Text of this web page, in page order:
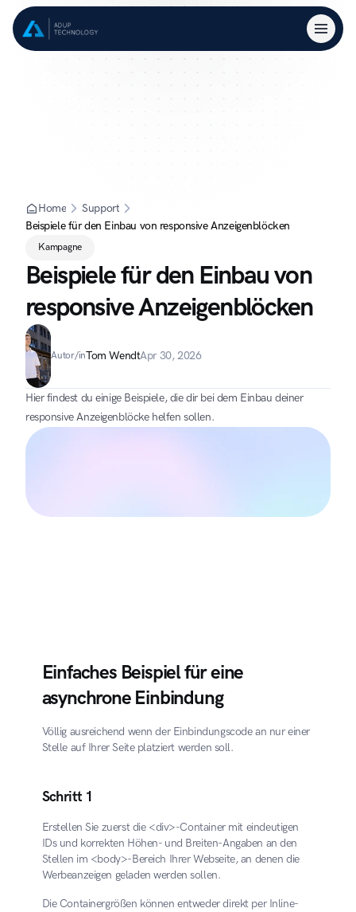
Home
Support
Beispiele für den Einbau von responsive Anzeigenblöcken
Kampagne
Beispiele für den Einbau von
responsive Anzeigenblöcken
Autor/inTom WendtApr 30, 2026
Hier findest du einige Beispiele, die dir bei dem Einbau deiner
responsive Anzeigenblöcke helfen sollen.
Einfaches Beispiel für eine
asynchrone Einbindung
Völlig ausreichend wenn der Einbindungscode an nur einer
Stelle auf Ihrer Seite platziert werden soll.
Schritt 1
Erstellen Sie zuerst die <div>-Container mit eindeutigen
IDs und korrekten Höhen- und Breiten-Angaben an den
Stellen im <body>-Bereich Ihrer Webseite, an denen die
Werbeanzeigen geladen werden sollen.
Die Containergrößen können entweder direkt per Inline-